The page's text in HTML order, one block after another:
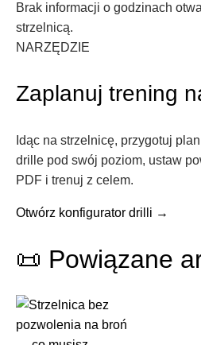
Brak informacji o godzinach
strzelnicą.
NARZĘDZIE
Zaplanuj trening
Idąc na strzelnicę, przygotuj
drille pod swój poziom, ustaw
PDF i trenuj z celem.
Otwórz konfigurator drilli →
📜 Powiązane